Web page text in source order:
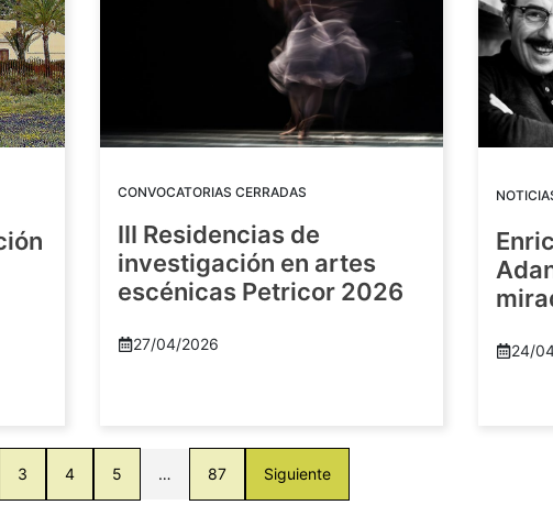
CONVOCATORIAS CERRADAS
III Residencias de
investigación en artes
escénicas Petricor 2026
27/04/2026 24/
3 4 5 … 87 Siguiente